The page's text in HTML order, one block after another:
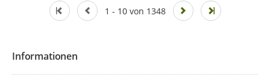
1 - 10 von 1348
Informationen